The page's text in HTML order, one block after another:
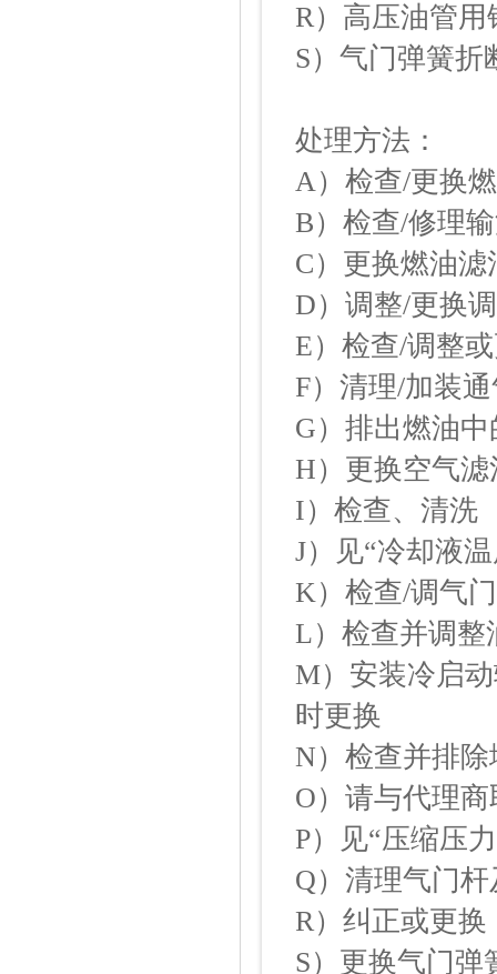
R）高压油管用
S）气门弹簧折
处理方法：
A）检查/更换
B）检查/修理
C）更换燃油滤
D）调整/更换
E）检查/调整
F）清理/加装
G）排出燃油
H）更换空气
I）检查、清洗
J）见“冷却液
K）检查/调气
L）检查并调整
M）安装冷启
时更换
N）检查并排
O）请与代理
P）见“压缩压
Q）清理气门
R）纠正或更换
S）更换气门弹